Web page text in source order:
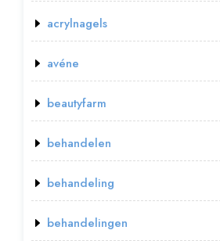
acrylnagels
avéne
beautyfarm
behandelen
behandeling
behandelingen